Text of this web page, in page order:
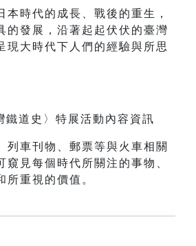
本時代的成長、戰後的重生，
的發展，沿著起起伏伏的臺灣
現大時代下人們的經驗與所思
列車刊物、郵票等與火車相關
窺見每個時代所關注的事物、
所重視的價值。